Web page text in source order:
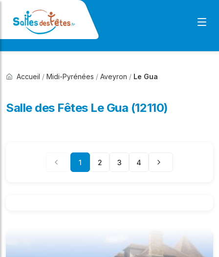
Accueil / Midi-Pyrénées / Aveyron / Le Gua
Salle des Fêtes Le Gua (12110)
1 2 3 4